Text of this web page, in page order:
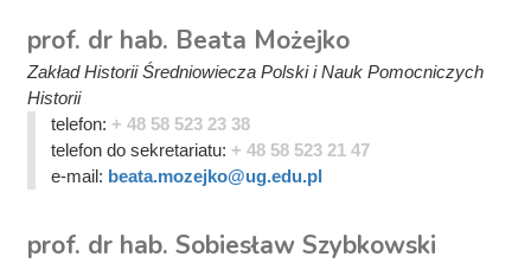
prof. dr hab. Beata Możejko
Zakład Historii Średniowiecza Polski i Nauk Pomocniczych
Historii
telefon: + 48 58 523 23 38
telefon do sekretariatu: + 48 58 523 21 47
e-mail: beata.mozejko@ug.edu.pl
prof. dr hab. Sobiesław Szybkowski